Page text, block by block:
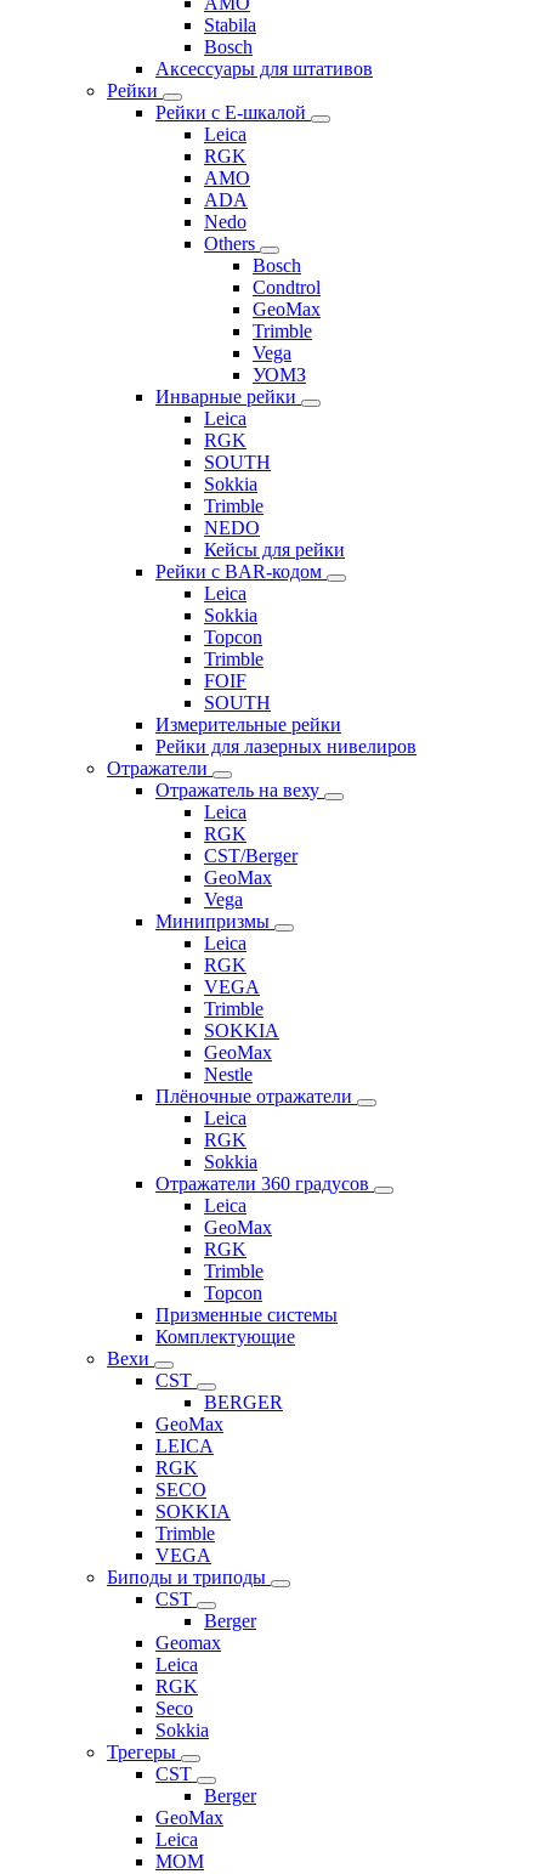
Stabila
Bosch
Аксессуары для штативов
Рейки
Рейки с Е-шкалой
Leica
RGK
AMO
ADA
Nedo
Others
Bosch
Condtrol
GeoMax
Trimble
Vega
УОМЗ
Инварные рейки
Leica
RGK
SOUTH
Sokkia
Trimble
NEDO
Кейсы для рейки
Рейки с BAR-кодом
Leica
Sokkia
Topcon
Trimble
FOIF
SOUTH
Измерительные рейки
Рейки для лазерных нивелиров
Отражатели
Отражатель на веху
Leica
RGK
CST/Berger
GeoMax
Vega
Минипризмы
Leica
RGK
VEGA
Trimble
SOKKIA
GeoMax
Nestle
Плёночные отражатели
Leica
RGK
Sokkia
Отражатели 360 градусов
Leica
GeoMax
RGK
Trimble
Topcon
Призменные системы
Комплектующие
Вехи
CST
BERGER
GeoMax
LEICA
RGK
SECO
SOKKIA
Trimble
VEGA
Биподы и триподы
CST
Berger
Geomax
Leica
RGK
Seco
Sokkia
Трегеры
CST
Berger
GeoMax
Leica
MOM